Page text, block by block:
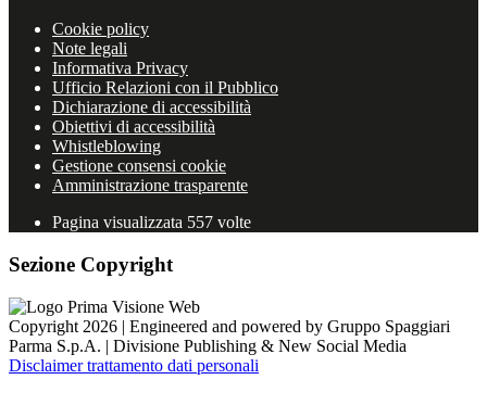
Cookie policy
Note legali
Informativa Privacy
Ufficio Relazioni con il Pubblico
Dichiarazione di accessibilità
Obiettivi di accessibilità
Whistleblowing
Gestione consensi cookie
Amministrazione trasparente
Pagina visualizzata 557 volte
Sezione Copyright
Copyright 2026 | Engineered and powered by Gruppo Spaggiari
Parma S.p.A. | Divisione Publishing & New Social Media
Disclaimer trattamento dati personali